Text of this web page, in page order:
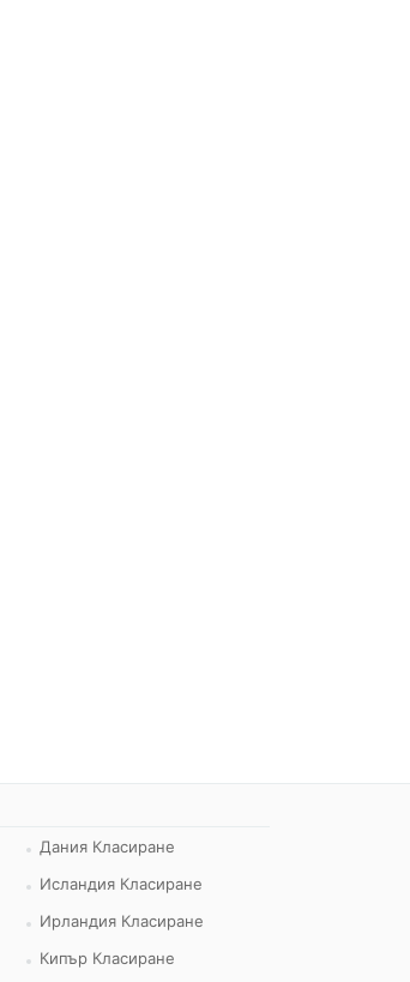
Дания Класиране
Исландия Класиране
Ирландия Класиране
Кипър Класиране